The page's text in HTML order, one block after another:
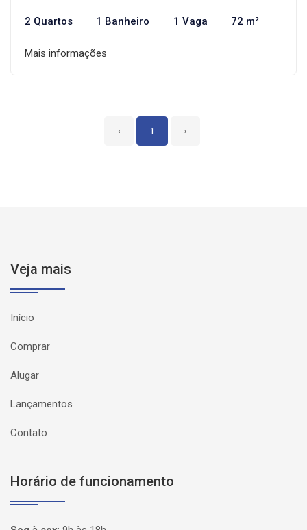
2 Quartos 1 Banheiro 1 Vaga 72 m²
Mais informações
‹ 1 ›
Veja mais
Início
Comprar
Alugar
Lançamentos
Contato
Horário de funcionamento